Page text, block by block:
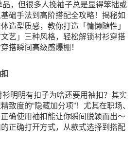
，但很多人挽袖子总是显得笨拙或
础手法到高阶搭配全攻略！揭秘如
造型质感，教你打造「慵懒随性」
文艺」三种风格，轻松解锁衬衫穿搭
搭瞬间高级感爆棚！
明明有扣子为啥还要用袖扣？其实
致度的“隐藏加分项”！尤其在职场、
确使用袖扣能让你瞬间脱颖而出～
正确打开方式，从款式选择到搭配